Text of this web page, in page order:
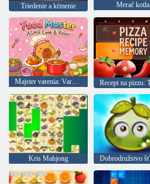
Triedenie a kŕmenie Merač kotla
Majster varenia: Varenie a relax
Kris Mahjong